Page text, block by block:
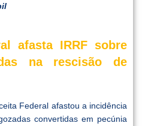
afasta IRRF sobre
na rescisão de
Federal afastou a incidência
convertidas em pecúnia